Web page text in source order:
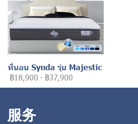
ที่นอน Synda รุ่น Majestic
฿18,900 - ฿37,900
服务